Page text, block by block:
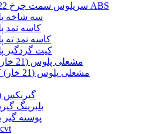
سرپلوس سمت چرخ 22 خار ABS
سه شاخه
کاسه نمد
کاسه نمد ته
کیت گردگیر
مشعلی پلوس (21 خار بلند)
مشعلی پلوس (21 خار) کوتاه
گیربکس
بلبرینگ
پوسته
دنده cvt